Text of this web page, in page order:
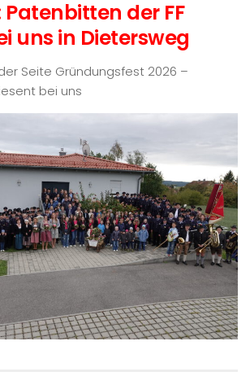
Patenbitten der FF
uns in Dietersweg
Seite Gründungsfest 2026 –
bei uns